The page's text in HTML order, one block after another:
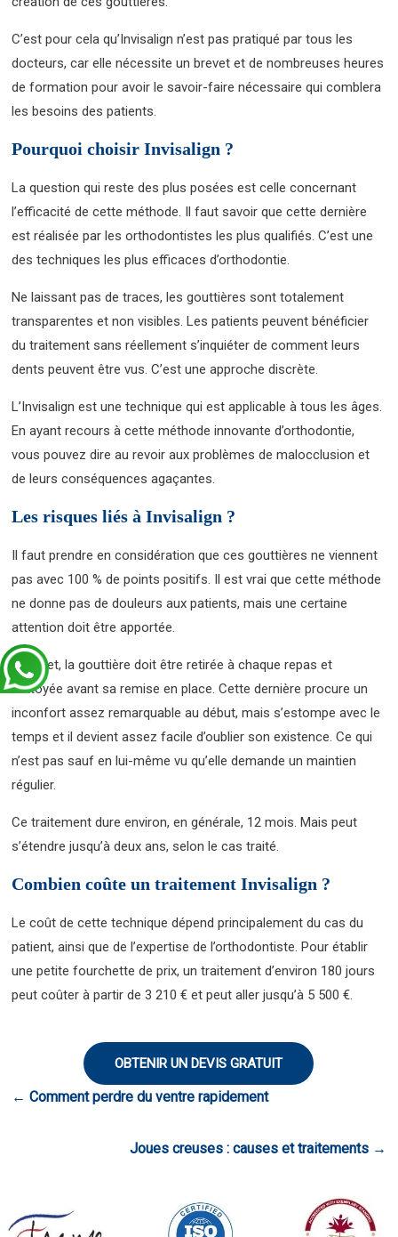
C’est pour cela qu’Invisalign n’est pas pratiqué par tous les
docteurs, car elle nécessite un brevet et de nombreuses heures
de formation pour avoir le savoir-faire nécessaire qui comblera
les besoins des patients.
Pourquoi choisir Invisalign ?
La question qui reste des plus posées est celle concernant
l’efficacité de cette méthode. Il faut savoir que cette dernière
est réalisée par les orthodontistes les plus qualifiés. C’est une
des techniques les plus efficaces d’orthodontie.
Ne laissant pas de traces, les gouttières sont totalement
transparentes et non visibles. Les patients peuvent bénéficier
du traitement sans réellement s’inquiéter de comment leurs
dents peuvent être vus. C’est une approche discrète.
L’Invisalign est une technique qui est applicable à tous les âges.
En ayant recours à cette méthode innovante d’orthodontie,
vous pouvez dire au revoir aux problèmes de malocclusion et
de leurs conséquences agaçantes.
Les risques liés à Invisalign ?
Il faut prendre en considération que ces gouttières ne viennent
pas avec 100 % de points positifs. Il est vrai que cette méthode
ne donne pas de douleurs aux patients, mais une certaine
attention doit être apportée.
En effet, la gouttière doit être retirée à chaque repas et
nettoyée avant sa remise en place. Cette dernière procure un
inconfort assez remarquable au début, mais s’estompe avec le
temps et il devient assez facile d’oublier son existence. Ce qui
n’est pas sauf en lui-même vu qu’elle demande un maintien
régulier.
Ce traitement dure environ, en générale, 12 mois. Mais peut
s’étendre jusqu’à deux ans, selon le cas traité.
Combien coûte un traitement Invisalign ?
Le coût de cette technique dépend principalement du cas du
patient, ainsi que de l’expertise de l’orthodontiste. Pour établir
une petite fourchette de prix, un traitement d’environ 180 jours
peut coûter à partir de 3 210 € et peut aller jusqu’à 5 500 €.
OBTENIR UN DEVIS GRATUIT
← Comment perdre du ventre rapidement
Joues creuses : causes et traitements →